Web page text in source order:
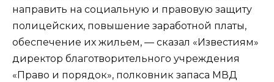
направить на социальную и правовую защиту
полицейских, повышение заработной платы,
обеспечение их жильем, — сказал «Известиям»
директор благотворительного учреждения
«Право и порядок», полковник запаса МВД